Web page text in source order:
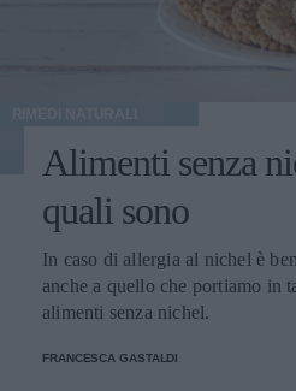
Alimenti senza
quali sono
In caso di allergia al nichel è
anche a quello che portiamo in
alimenti senza nichel.
FRANCESCA GASTALDI